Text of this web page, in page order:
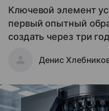
Ключевой элемент
первый опытный
создать через три
Денис